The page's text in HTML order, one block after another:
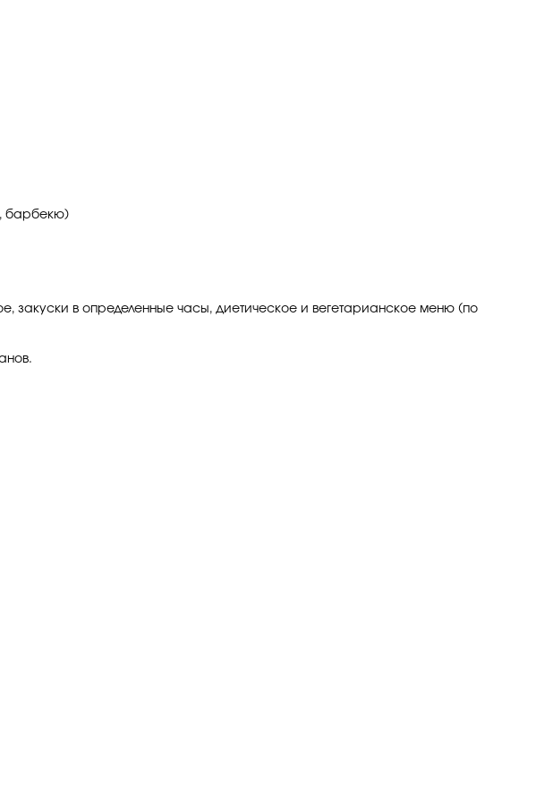
барбекю)
закуски в определенные часы, диетическое и вегетарианское меню (по